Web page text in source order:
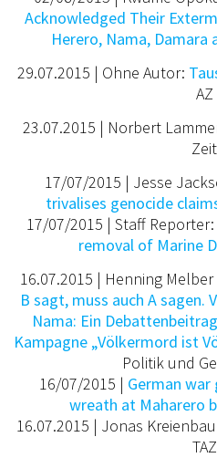
Acknowledged Their
Herero, Nama, Damara
29.07.2015 | Ohne Autor:
AZ
23.07.2015 | Norbert
Zeit
17/07/2015 | Jesse
trivalises genocide
17/07/2015 | Staff Reporter:
removal of Marine
16.07.2015 | Henning
B sagt, muss auch A sagen.
Nama: Ein
Kampagne „Völkermord ist
Politik und
16/07/2015 | German
wreath at Maharero
16.07.2015 | Jonas
TAZ